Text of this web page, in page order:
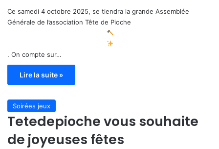
Ce samedi 4 octobre 2025, se tiendra la grande Assemblée
Générale de l’association Tête de Pioche
. On compte sur…
Lire la suite »
Soirées jeux
Tetedepioche vous souhaite
de joyeuses fêtes